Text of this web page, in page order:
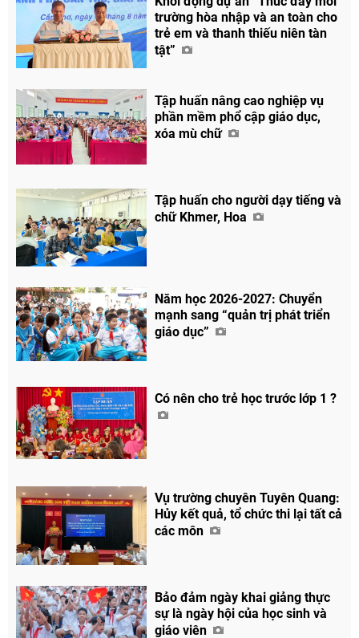
trường hòa nhập và an toàn cho
trẻ em và thanh thiếu niên tàn
tật”
Tập huấn nâng cao nghiệp vụ
phần mềm phổ cập giáo dục,
xóa mù chữ
Tập huấn cho người dạy tiếng và
chữ Khmer, Hoa
Năm học 2026-2027: Chuyển
mạnh sang “quản trị phát triển
giáo dục”
Có nên cho trẻ học trước lớp 1 ?
Vụ trường chuyên Tuyên Quang:
Hủy kết quả, tổ chức thi lại tất cả
các môn
Bảo đảm ngày khai giảng thực
sự là ngày hội của học sinh và
giáo viên